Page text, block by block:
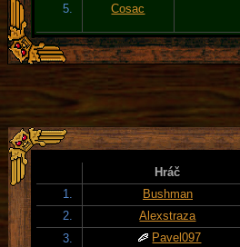
5. Cosac
Hráč
1.
Bushman
2.
Alexstraza
3.
Pavel097